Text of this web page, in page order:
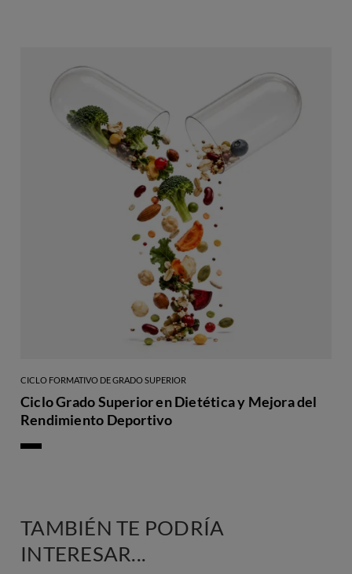
CICLO FORMATIVO DE GRADO SUPERIOR
Ciclo Grado Superior en Dietética y Mejora del
Rendimiento Deportivo
TAMBIÉN TE PODRÍA
INTERESAR...